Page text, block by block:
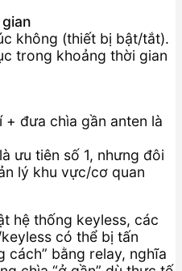
không (thiết bị bật/tắt).
trong khoảng thời gian
+ đưa chìa gần anten là
ưu tiên số 1, nhưng đôi
lý khu vực/cơ quan
hệ thống keyless, các
có thể bị tấn
cách” bằng relay, nghĩa